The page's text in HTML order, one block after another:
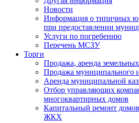
Новости
Информация о типичных
при предоставлении
Услуги по погребению
Перечень МСЗУ
Торги
Продажа, аренда
Продажа муниципального
Аренда муниципальной
Отбор управляющих
многоквартирных домов
Капитальный ремонт домов
ЖКХ